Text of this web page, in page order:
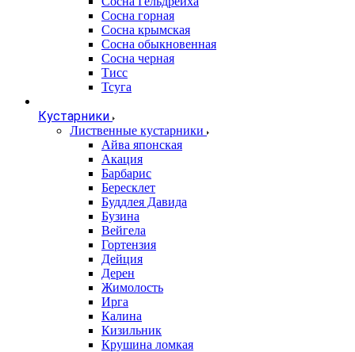
Сосна горная
Сосна крымская
Сосна обыкновенная
Сосна черная
Тисс
Тсуга
Кустарники
Лиственные кустарники
Айва японская
Акация
Барбарис
Бересклет
Буддлея Давида
Бузина
Вейгела
Гортензия
Дейция
Дерен
Жимолость
Ирга
Калина
Кизильник
Крушина ломкая